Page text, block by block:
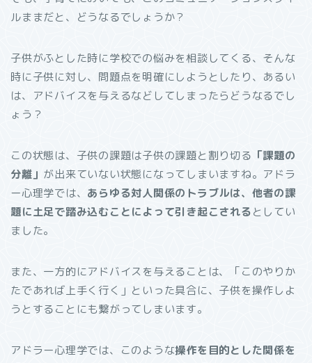
ルままだと、どうなるでしょうか？
子供がふとした時に学校での悩みを相談してくる、そんな
時に子供に対し、問題点を明確にしようとしたり、あるい
は、アドバイスを与えるなどしてしまったらどうなるでし
ょう？
この状態は、子供の課題は子供の課題と割り切る 「課題の
分離」 が出来ていない状態になってしまいますね。アドラ
ー心理学では、 あらゆる対人関係のトラブルは、他者の課
題に土足で踏み込むことによって引き起こされるとしてい
ました。
また、一方的にアドバイスを与えることは、「このやりか
たであれば上手く行く」といった具合に、子供を操作しよ
うとすることにも繋がってしまいます。
アドラー心理学では、このような操作を目的とした関係を